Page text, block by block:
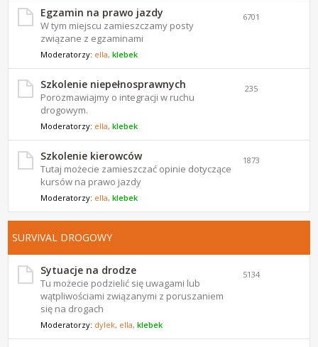
Egzamin na prawo jazdy
W tym miejscu zamieszczamy posty
związane z egzaminami
Moderatorzy: ella,klebek
6701
Szkolenie niepełnosprawnych
Porozmawiajmy o integracji w ruchu
drogowym.
Moderatorzy: ella,klebek
235
Szkolenie kierowców
Tutaj możecie zamieszczać opinie dotyczące
kursów na prawo jazdy
Moderatorzy: ella,klebek
1873
SURVIVAL DROGOWY
Sytuacje na drodze
Tu możecie podzielić się uwagami lub
wątpliwościami związanymi z poruszaniem
się na drogach
Moderatorzy: dylek, ella,klebek
5134